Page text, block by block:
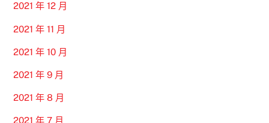
2021 年 12 月
2021 年 11 月
2021 年 10 月
2021 年 9 月
2021 年 8 月
2021 年 7 月